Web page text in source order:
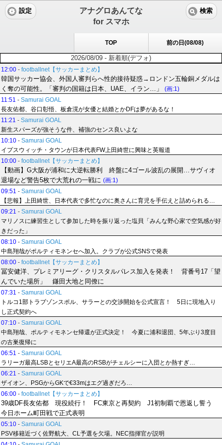
アナグロあんてな
for スマホ
設定 検索
TOP 前の日(08/08)
2026/08/09 - 新着順(デフォ)
12:00 - footballnet【サッカーまとめ】
韓国サッカー協会、外国人審判らへ性的接待疑惑→ロンドン五輪銅メダルは
く奪の可能性。「審判の国籍は日本、UAE、イラン…」
(画:1)
11:51 - Samurai GOAL
長友佑都、谷口彰悟、板倉滉が女優と結婚とかDFは夢があるな！
11:21 - Samurai GOAL
新生スパーズが強そうな件、補強のセンス良いよな
10:10 - Samurai GOAL
イプスウィッチ・タウンが日本代表FW上田綺世に興味と英報道
10:00 - footballnet【サッカーまとめ】
【動画】G大阪が浦和に大逆転勝利 終盤に4ゴール波乱の展開…サヴィオ
退場など警告5枚で大荒れの一戦に (画:1)
09:51 - Samurai GOAL
【悲報】上田綺世、日本代表で多忙なのに奥さんに育児を手伝えと詰められる…
09:21 - Samurai GOAL
マリノスに練習生として参加した時を振り返った塩貝「みんな野心家で空気感が好
きだった」
08:10 - Samurai GOAL
中島翔哉がポルティモネンセへ加入。クラブが公式SNSで発表
08:00 - footballnet【サッカーまとめ】
冨安健洋、プレミアリーグ・クリスタルパレス加入を発表！ 背番号17「望
んでいた場所」 鎌田大地と同僚に
07:31 - Samurai GOAL
トルコ1部トラブゾンスポル、サラーとの交渉開始を公式宣言！ 5日に現地入り
し正式契約へ
07:10 - Samurai GOAL
中島翔哉、ポルティモネンセ帰還が正式決定！ 今夏に浦和退団、5年ぶり3度目
の古巣復帰に
06:51 - Samurai GOAL
ラリーガ最高LSBとセリエA最高のRSBがチェルシーに入団とか熱すぎ…
06:21 - Samurai GOAL
ザイオン、PSGからGKで€33mはエグ過ぎだろ…
06:00 - footballnet【サッカーまとめ】
39歳DF長友佑都 現役続行！ FC東京と再契約 J1初制覇で恩返し誓う
今日ホーム町田戦で正式表明
05:10 - Samurai GOAL
PSV移籍近づく佐野航大、CL予選を欠場。NEC指揮官が説明